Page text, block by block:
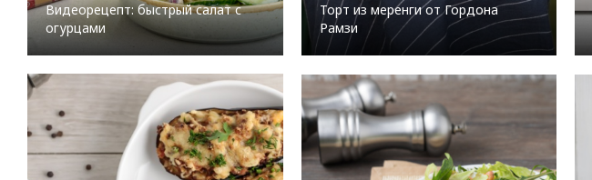
Видеорецепт: быстрый салат с
огурцами
Торт из меренги от Гордона
Рамзи